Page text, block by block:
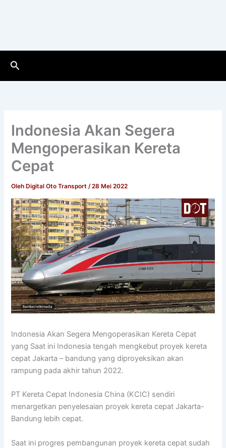
Cari
Indonesia Akan Segera
Mengoperasikan Kereta
Cepat
Oleh Digital Oto Transport/28 Mei 2022
Indonesia Akan Segera Mengoperasikan Kereta Cepat
yang Saat ini Indonesia tengah mengkebut proyek kereta
cepat Jakarta – bandung yang diproyeksikan akan
rampung pada akhir tahun 2022.
PT Kereta Cepat Indonesia China (KCIC) sendiri
menargetkan penyelesaian proyek kereta cepat Jakarta-
Bandung lebih cepat.
Saat ini progres pembangunan proyek kereta cepat sudah